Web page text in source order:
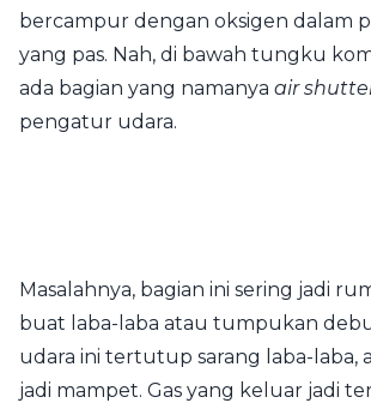
bercampur dengan oksigen dalam
yang pas. Nah, di bawah tungku
ada bagian yang namanya air
pengatur udara.
Masalahnya, bagian ini sering jadi
buat laba-laba atau tumpukan
udara ini tertutup sarang laba-laba,
jadi mampet. Gas yang keluar jadi